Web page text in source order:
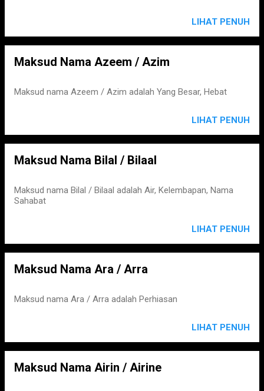
LIHAT PENUH
Maksud Nama Azeem / Azim
Maksud nama Azeem / Azim adalah Yang Besar, Hebat
LIHAT PENUH
Maksud Nama Bilal / Bilaal
Maksud nama Bilal / Bilaal adalah Air, Kelembapan, Nama
Sahabat
LIHAT PENUH
Maksud Nama Ara / Arra
Maksud nama Ara / Arra adalah Perhiasan
LIHAT PENUH
Maksud Nama Airin / Airine